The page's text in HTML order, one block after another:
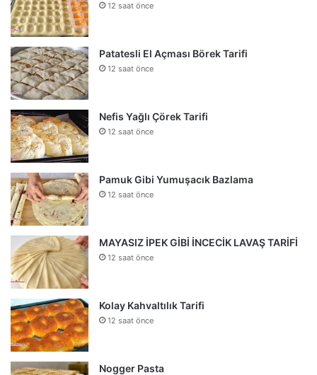
12 saat önce
Patatesli El Açması Börek Tarifi
12 saat önce
Nefis Yağlı Çörek Tarifi
12 saat önce
Pamuk Gibi Yumuşacık Bazlama
12 saat önce
MAYASIZ İPEK GİBİ İNCECİK LAVAŞ TARİFİ
12 saat önce
Kolay Kahvaltılık Tarifi
12 saat önce
Nogger Pasta